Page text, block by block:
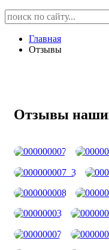
Главная
Отзывы
Отзывы